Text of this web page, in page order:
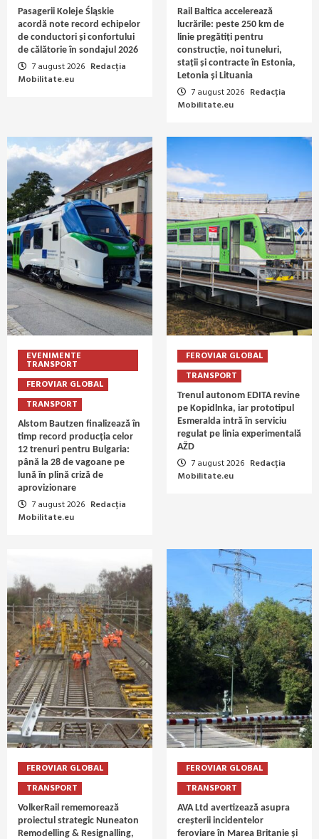
Pasagerii Koleje Śląskie
acordă note record echipelor
de conductori și confortului
de călătorie în sondajul 2026
7 august 2026 Redacția
Mobilitate.eu
Rail Baltica accelerează
lucrările: peste 250 km de
linie pregătiți pentru
construcție, noi tuneluri,
stații și contracte în Estonia,
Letonia și Lituania
7 august 2026 Redacția
Mobilitate.eu
EVENIMENTE
TRANSPORT
FEROVIAR GLOBAL
TRANSPORT
Alstom Bautzen finalizează în
timp record producția celor
12 trenuri pentru Bulgaria:
până la 28 de vagoane pe
lună în plină criză de
aprovizionare
7 august 2026 Redacția
Mobilitate.eu
FEROVIAR GLOBAL
TRANSPORT
Trenul autonom EDITA revine
pe Kopidlnka, iar prototipul
Esmeralda intră în serviciu
regulat pe linia experimentală
AŽD
7 august 2026 Redacția
Mobilitate.eu
FEROVIAR GLOBAL
TRANSPORT
VolkerRail rememorează
proiectul strategic Nuneaton
Remodelling & Resignalling,
FEROVIAR GLOBAL
TRANSPORT
AVA Ltd avertizează asupra
creșterii incidentelor
feroviare în Marea Britanie și